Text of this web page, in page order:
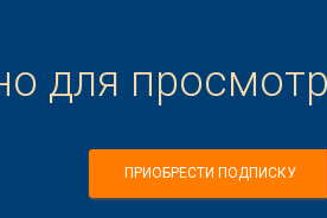
для
ПРИОБРЕСТИ ПОДПИСКУ